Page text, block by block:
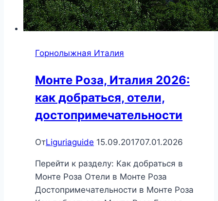
Горнолыжная Италия
Монте Роза, Италия 2026:
как добраться, отели,
достопримечательности
ОтLiguriaguide 15.09.201707.01.2026
Перейти к разделу: Как добраться в
Монте Роза Отели в Монте Роза
Достопримечательности в Монте Роза